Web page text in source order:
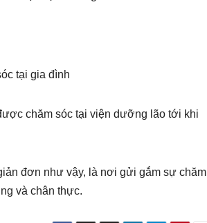
tại gia đình
chăm sóc tại viện dưỡng lão tới khi
đơn như vậy, là nơi gửi gắm sự chăm
và chân thực.